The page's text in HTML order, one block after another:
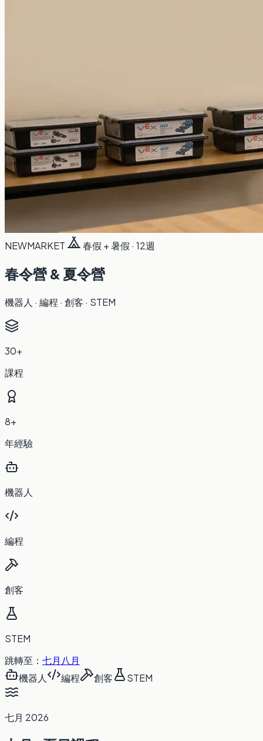
NEWMARKET 春假 + 暑假 · 12週
春令營 & 夏令營
機器人 · 編程 · 創客 · STEM
30+
課程
8+
年經驗
機器人
編程
創客
STEM
跳轉至： 七月 八月
機器人
編程 創客 STEM
七月 2026